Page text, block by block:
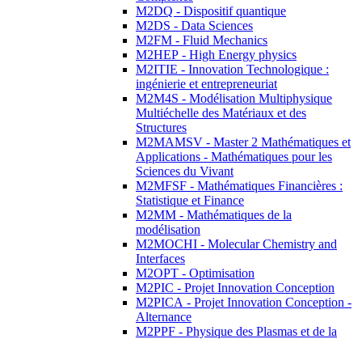
M2DQ - Dispositif quantique
M2DS - Data Sciences
M2FM - Fluid Mechanics
M2HEP - High Energy physics
M2ITIE - Innovation Technologique :
ingénierie et entrepreneuriat
M2M4S - Modélisation Multiphysique
Multiéchelle des Matériaux et des
Structures
M2MAMSV - Master 2 Mathématiques et
Applications - Mathématiques pour les
Sciences du Vivant
M2MFSF - Mathématiques Financières :
Statistique et Finance
M2MM - Mathématiques de la
modélisation
M2MOCHI - Molecular Chemistry and
Interfaces
M2OPT - Optimisation
M2PIC - Projet Innovation Conception
M2PICA - Projet Innovation Conception -
Alternance
M2PPF - Physique des Plasmas et de la